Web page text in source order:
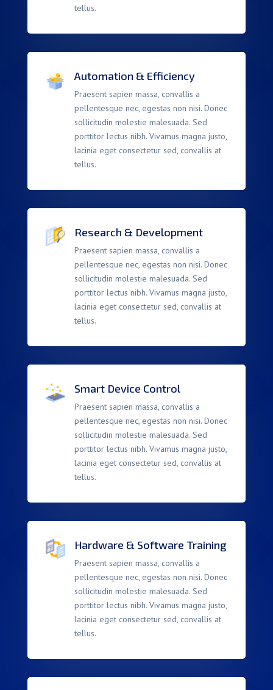
tellus.
Automation & Efficiency
Praesent sapien massa, convallis a
pellentesque nec, egestas non nisi. Donec
sollicitudin molestie malesuada. Sed
porttitor lectus nibh. Vivamus magna justo,
lacinia eget consectetur sed, convallis at
tellus.
Research & Development
Praesent sapien massa, convallis a
pellentesque nec, egestas non nisi. Donec
sollicitudin molestie malesuada. Sed
porttitor lectus nibh. Vivamus magna justo,
lacinia eget consectetur sed, convallis at
tellus.
Smart Device Control
Praesent sapien massa, convallis a
pellentesque nec, egestas non nisi. Donec
sollicitudin molestie malesuada. Sed
porttitor lectus nibh. Vivamus magna justo,
lacinia eget consectetur sed, convallis at
tellus.
Hardware & Software Training
Praesent sapien massa, convallis a
pellentesque nec, egestas non nisi. Donec
sollicitudin molestie malesuada. Sed
porttitor lectus nibh. Vivamus magna justo,
lacinia eget consectetur sed, convallis at
tellus.